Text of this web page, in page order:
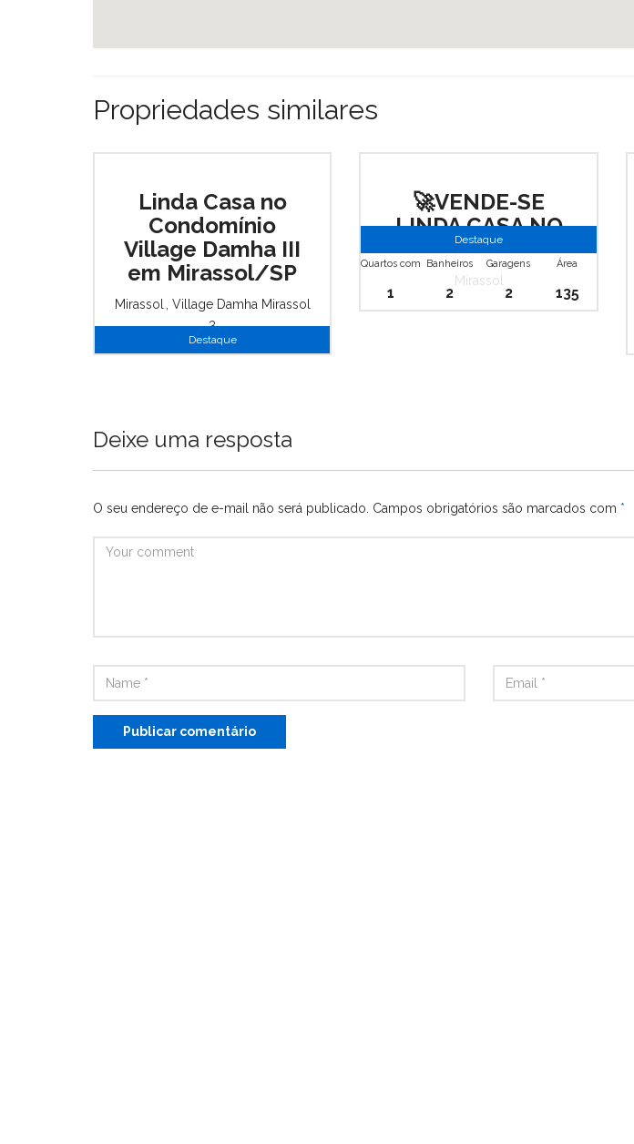
Propriedades similares
Linda Casa no
Condomínio
Village Damha III
em Mirassol/SP
Mirassol
Village Damha Mirassol
3
Destaque
🚀VENDE-SE
LINDA CASA NO
REGISSOL I 🚀
Mirassol
Destaque
Quartos com banheiro
1
Banheiros
2
Garagens
2
Área
135
Deixe uma resposta
O seu endereço de e-mail não será publicado. Campos obrigatórios são marcados com *